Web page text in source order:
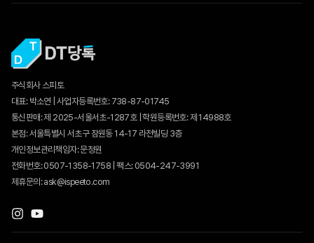
주식회사 스피토
대표: 박소연 | 사업자등록번호: 738-87-01745
통신판매:제 2025-서울서초-1287호| 학원등록번호: 제 14988호
본점: 서울특별시 서초구 잠원동 14-17 라전빌딩 3층
개인정보관리책임자: 문정원
전화번호: 0507-1358-1758 | 팩스: 0504-247-3991
제휴문의: ask@ispeeto.com